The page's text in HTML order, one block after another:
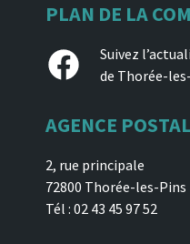
PLAN DE LA
Facebook
Suivez
de Thorée-
AGENCE
2, rue principale
72800 Thorée-les-Pins
Tél : 02 43 45 97 52